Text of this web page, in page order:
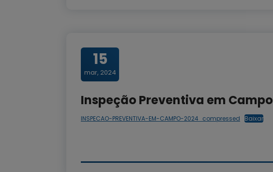
15
mar, 2024
Inspeção Preventiva em Campo
INSPECAO-PREVENTIVA-EM-CAMPO-2024_compressed Baixar